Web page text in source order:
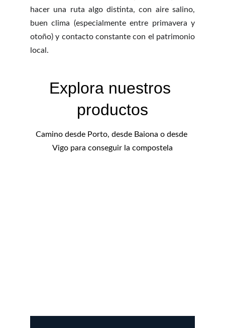
hacer una ruta algo distinta, con aire salino,
buen clima (especialmente entre primavera y
otoño) y contacto constante con el patrimonio
local.
Explora nuestros
productos
Camino desde Porto, desde Baiona o desde
Vigo para conseguir la compostela